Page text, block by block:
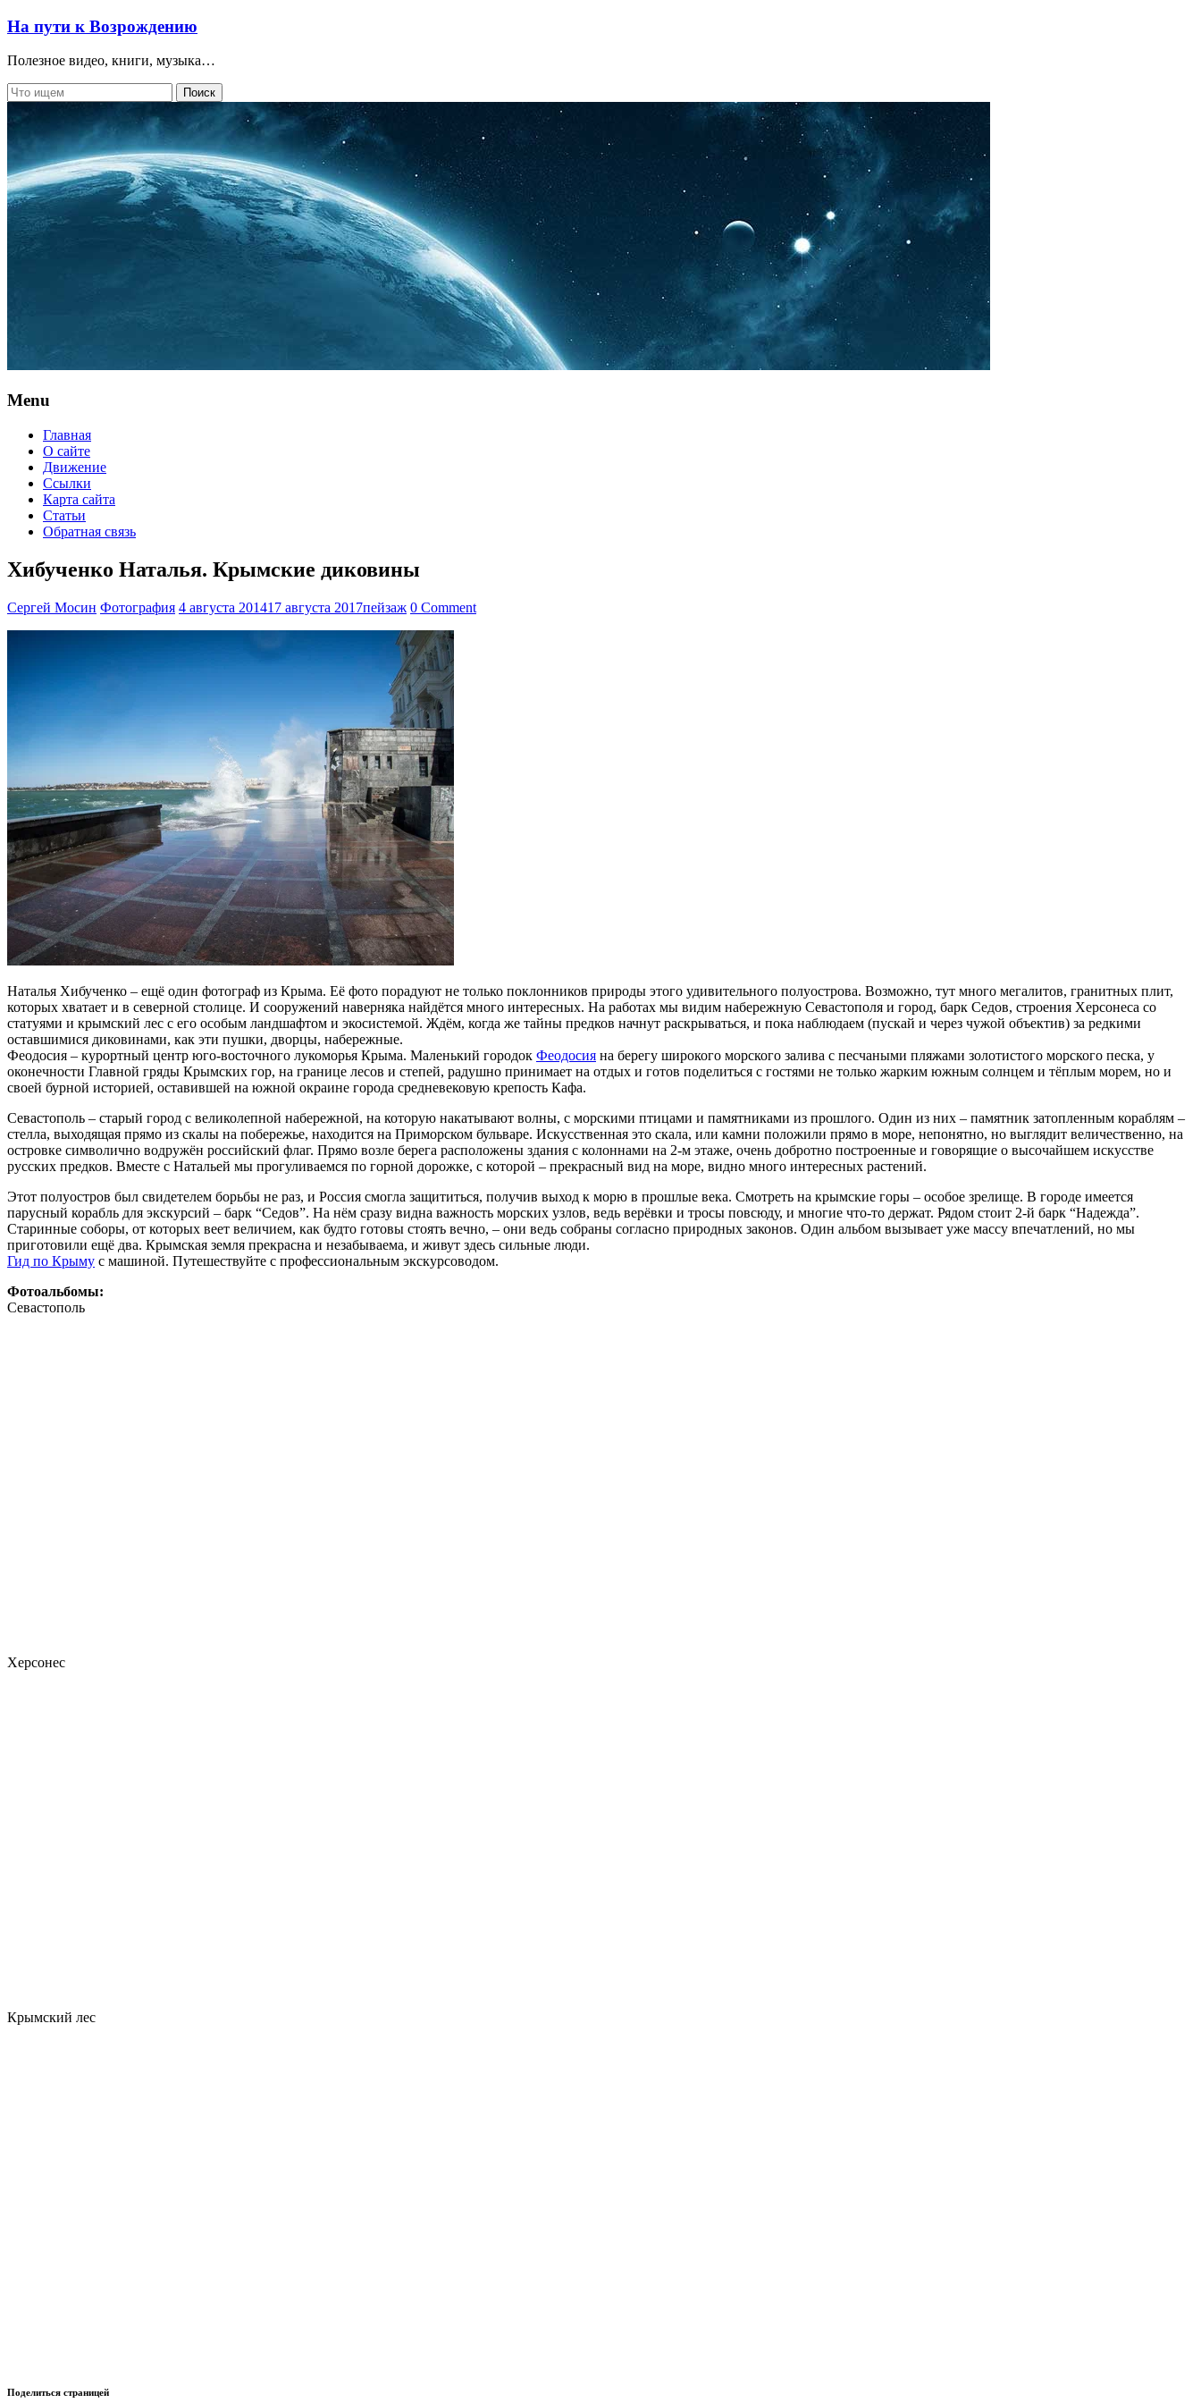
На пути к Возрождению
Полезное видео, книги, музыка…
Menu
Главная
О сайте
Движение
Ссылки
Карта сайта
Статьи
Обратная связь
Хибученко Наталья. Крымские диковины
Сергей Мосин Фотография 4 августа 201417 августа 2017пейзаж 0 Comment
Наталья Хибученко – ещё один фотограф из Крыма. Её фото порадуют не только поклонников природы этого удивительного полуострова. Возможно, тут много мегалитов, гранитных плит,
которых хватает и в северной столице. И сооружений наверняка найдётся много интересных. На работах мы видим набережную Севастополя и город, барк Седов, строения Херсонеса со
статуями и крымский лес с его особым ландшафтом и экосистемой. Ждём, когда же тайны предков начнут раскрываться, и пока наблюдаем (пускай и через чужой объектив) за редкими
оставшимися диковинами, как эти пушки, дворцы, набережные.
Феодосия – курортный центр юго-восточного лукоморья Крыма. Маленький городок Феодосия на берегу широкого морского залива с песчаными пляжами золотистого морского песка, у
оконечности Главной гряды Крымских гор, на границе лесов и степей, радушно принимает на отдых и готов поделиться с гостями не только жарким южным солнцем и тёплым морем, но и
своей бурной историей, оставившей на южной окраине города средневековую крепость Кафа.
Севастополь – старый город с великолепной набережной, на которую накатывают волны, с морскими птицами и памятниками из прошлого. Один из них – памятник затопленным кораблям –
стелла, выходящая прямо из скалы на побережье, находится на Приморском бульваре. Искусственная это скала, или камни положили прямо в море, непонятно, но выглядит величественно, на
островке символично водружён российский флаг. Прямо возле берега расположены здания с колоннами на 2-м этаже, очень добротно построенные и говорящие о высочайшем искусстве
русских предков. Вместе с Натальей мы прогуливаемся по горной дорожке, с которой – прекрасный вид на море, видно много интересных растений.
Этот полуостров был свидетелем борьбы не раз, и Россия смогла защититься, получив выход к морю в прошлые века. Смотреть на крымские горы – особое зрелище. В городе имеется
парусный корабль для экскурсий – барк “Седов”. На нём сразу видна важность морских узлов, ведь верёвки и тросы повсюду, и многие что-то держат. Рядом стоит 2-й барк “Надежда”.
Старинные соборы, от которых веет величием, как будто готовы стоять вечно, – они ведь собраны согласно природных законов. Один альбом вызывает уже массу впечатлений, но мы
приготовили ещё два. Крымская земля прекрасна и незабываема, и живут здесь сильные люди.
Гид по Крыму с машиной. Путешествуйте с профессиональным экскурсоводом.
Фотоальбомы:
Севастополь
Херсонес
Крымский лес
Поделиться страницей